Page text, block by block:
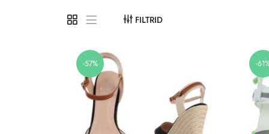
FILTRID
-57% -